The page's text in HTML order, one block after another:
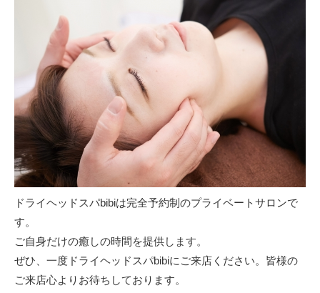
ドライヘッドスパbibiは完全予約制のプライベートサロンで
す。
ご自身だけの癒しの時間を提供します。
ぜひ、一度ドライヘッドスパbibiにご来店ください。皆様の
ご来店心よりお待ちしております。